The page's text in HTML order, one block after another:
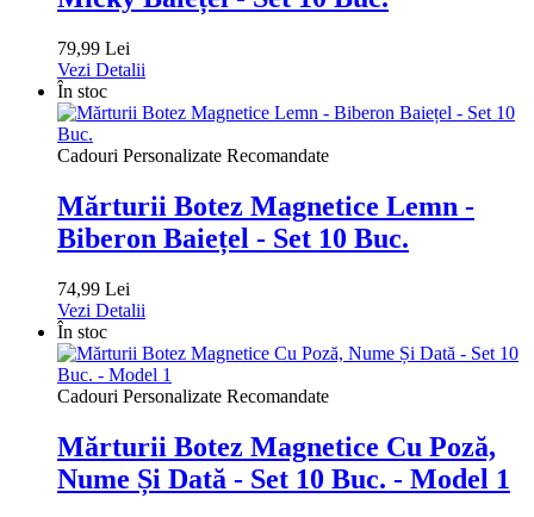
79,99 Lei
Vezi Detalii
În stoc
Cadouri Personalizate Recomandate
Mărturii Botez Magnetice Lemn -
Biberon Baiețel - Set 10 Buc.
74,99 Lei
Vezi Detalii
În stoc
Cadouri Personalizate Recomandate
Mărturii Botez Magnetice Cu Poză,
Nume Și Dată - Set 10 Buc. - Model 1